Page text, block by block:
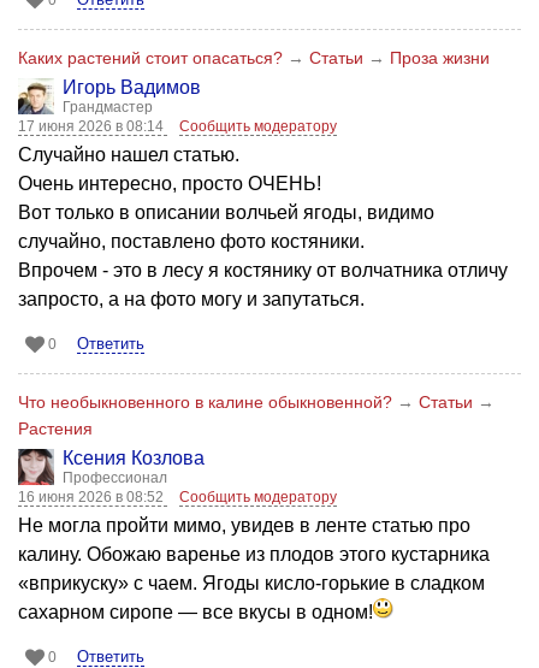
Каких растений стоит опасаться? → Статьи → Проза жизни
Игорь Вадимов
Грандмастер
17 июня 2026 в 08:14
Сообщить модератору
Случайно нашел статью.
Очень интересно, просто ОЧЕНЬ!
Вот только в описании волчьей ягоды, видимо
случайно, поставлено фото костяники.
Впрочем - это в лесу я костянику от волчатника отличу
запросто, а на фото могу и запутаться.
0 Ответить
Что необыкновенного в калине обыкновенной? → Статьи →
Растения
Ксения Козлова
Профессионал
16 июня 2026 в 08:52
Сообщить модератору
Не могла пройти мимо, увидев в ленте статью про
калину. Обожаю варенье из плодов этого кустарника
«вприкуску» с чаем. Ягоды кисло-горькие в сладком
сахарном сиропе — все вкусы в одном!
0 Ответить